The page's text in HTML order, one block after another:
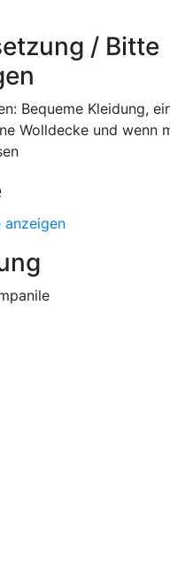
/ Bitte
Bequeme Kleidung,
Wolldecke und wenn
anzeigen